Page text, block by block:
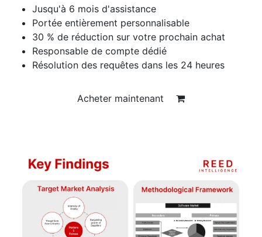
Jusqu'à 6 mois d'assistance
Portée entièrement personnalisable
30 % de réduction sur votre prochain achat
Responsable de compte dédié
Résolution des requêtes dans les 24 heures
Acheter maintenant